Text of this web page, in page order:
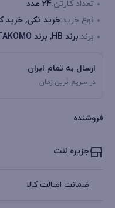
تعداد کارتن:24 عدد
نوع خرید:خرید تکی, خرید
برند:برند HB, برند TAKOMO
ارسال به تمام ایران
در سریع ترین زمان
فروشنده
جزیره لنت
ضمانت اصالت کالا